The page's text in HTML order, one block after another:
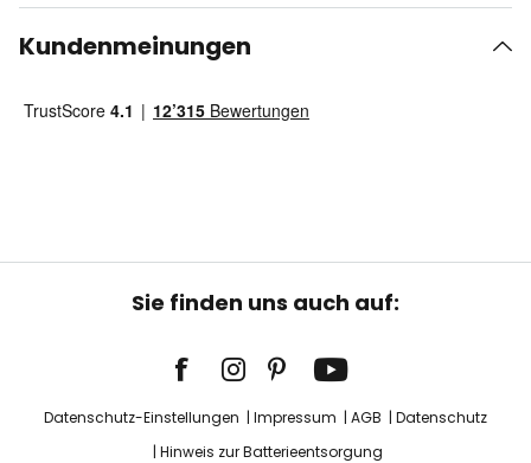
Kundenmeinungen
Sie finden uns auch auf:
Datenschutz-Einstellungen Impressum AGB
Datenschutz
Hinweis zur Batterieentsorgung